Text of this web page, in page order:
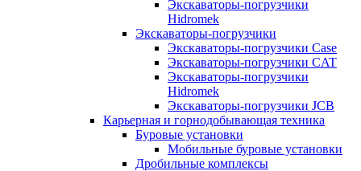
Экскаваторы-погрузчики
Hidromek
Экскаваторы-погрузчики
Экскаваторы-погрузчики Case
Экскаваторы-погрузчики CAT
Экскаваторы-погрузчики
Hidromek
Экскаваторы-погрузчики JCB
Карьерная и горнодобывающая техника
Буровые установки
Мобильные буровые установки
Дробильные комплексы